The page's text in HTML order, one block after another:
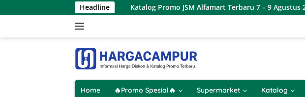
ke
Headline
Katalog Promo JSM Alfamart Terbaru 7 – 9 Agustus 2026
Home 🔥Promo Spesial🔥 Supermarket Katalog